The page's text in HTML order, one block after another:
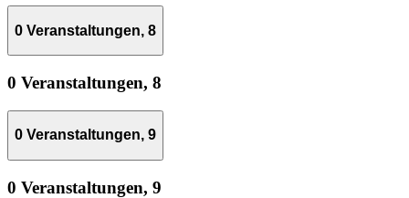
0 Veranstaltungen, 8
0 Veranstaltungen, 8
0 Veranstaltungen, 9
0 Veranstaltungen, 9